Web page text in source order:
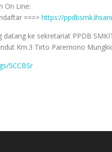
On Line:
===> https://
datang ke sekretariat PPDB
Km.3 Tirto Paremono
5CCBSr